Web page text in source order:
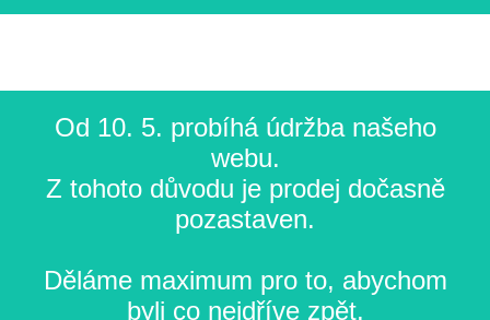
Od 10. 5. probíhá údržba našeho
webu.
Z tohoto důvodu je prodej dočasně
pozastaven.
Děláme maximum pro to, abychom
byli co nejdříve zpět.